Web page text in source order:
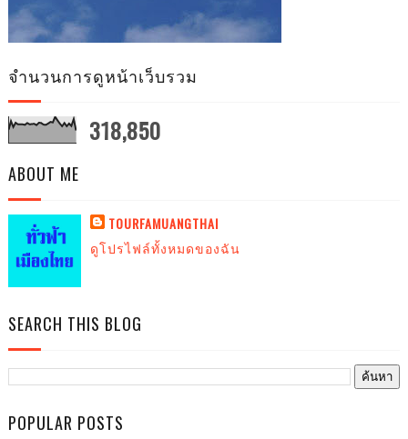
จำนวนการดูหน้าเว็บรวม
318,850
ABOUT ME
TOURFAMUANGTHAI
ดูโปรไฟล์ทั้งหมดของฉัน
SEARCH THIS BLOG
POPULAR POSTS